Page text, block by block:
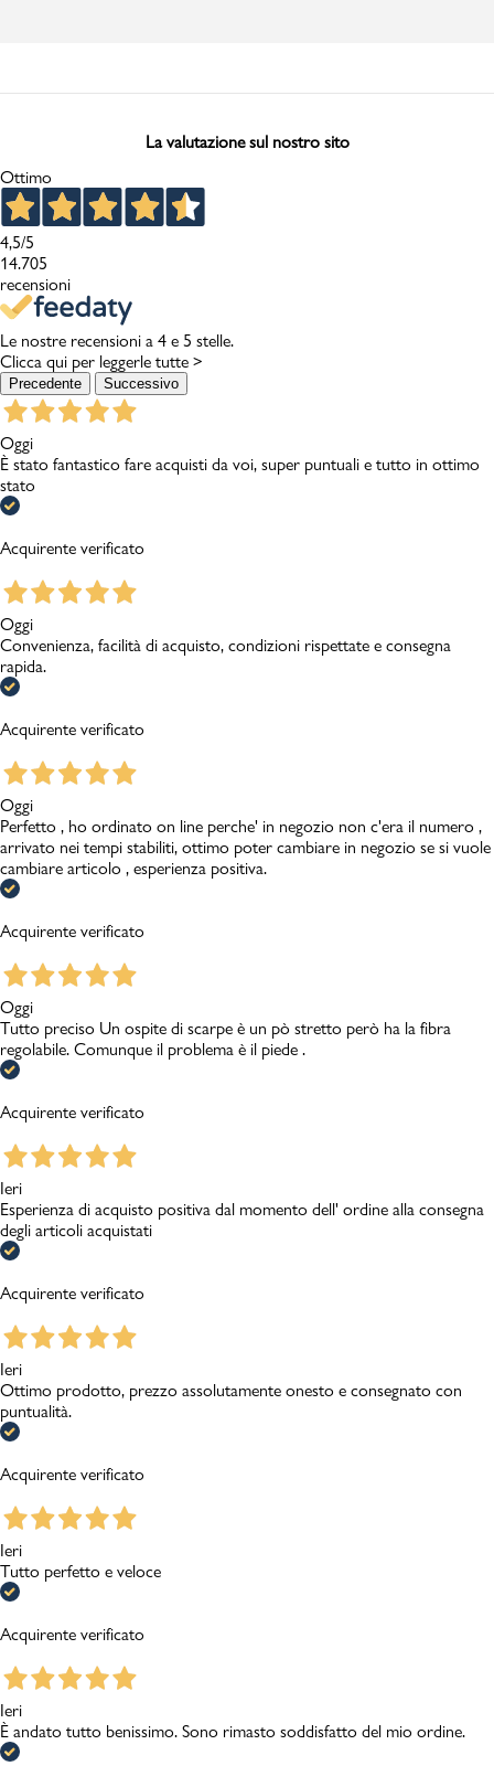
La valutazione sul nostro sito
Ottimo
4,5/5
14.705
recensioni
Le nostre recensioni a 4 e 5 stelle.
Clicca qui per leggerle tutte >
Precedente Successivo
Oggi
È stato fantastico fare acquisti da voi, super puntuali e tutto in ottimo
stato
Acquirente verificato
Oggi
Convenienza, facilità di acquisto, condizioni rispettate e consegna
rapida.
Acquirente verificato
Oggi
Perfetto , ho ordinato on line perche' in negozio non c'era il numero ,
arrivato nei tempi stabiliti, ottimo poter cambiare in negozio se si vuole
cambiare articolo , esperienza positiva.
Acquirente verificato
Oggi
Tutto preciso Un ospite di scarpe è un pò stretto però ha la fibra
regolabile. Comunque il problema è il piede .
Acquirente verificato
Ieri
Esperienza di acquisto positiva dal momento dell' ordine alla consegna
degli articoli acquistati
Acquirente verificato
Ieri
Ottimo prodotto, prezzo assolutamente onesto e consegnato con
puntualità.
Acquirente verificato
Ieri
Tutto perfetto e veloce
Acquirente verificato
Ieri
È andato tutto benissimo. Sono rimasto soddisfatto del mio ordine.